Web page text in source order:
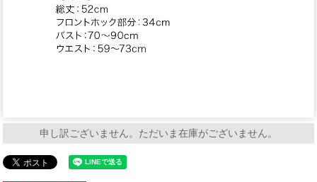
申し訳ございません。ただいま在庫がございません。